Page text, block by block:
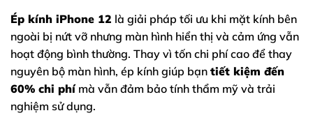
Ép kính iPhone 12 là giải pháp tối ưu khi mặt kính bên
ngoài bị nứt vỡ nhưng màn hình hiển thị và cảm ứng vẫn
hoạt động bình thường. Thay vì tốn chi phí cao để thay
nguyên bộ màn hình, ép kính giúp bạn tiết kiệm đến
60% chi phímà vẫn đảm bảo tính thẩm mỹ và trải
nghiệm sử dụng.